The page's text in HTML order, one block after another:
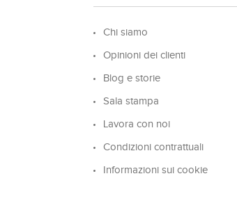
Chi siamo
Opinioni dei clienti
Blog e storie
Sala stampa
Lavora con noi
Condizioni contrattuali
Informazioni sui cookie